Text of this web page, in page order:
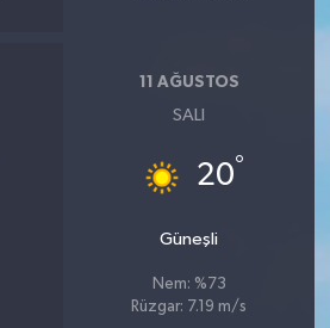
11 AĞUSTOS
SALI
20°
Güneşli
Nem: %73
Rüzgar: 7.19 m/s